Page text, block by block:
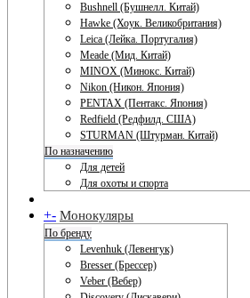
Bushnell (Бушнелл. Китай)
Hawke (Хоук. Великобритания)
Leica (Лейка. Португалия)
Meade (Мид. Китай)
MINOX (Минокс. Китай)
Nikon (Никон. Япония)
PENTAX (Пентакс. Япония)
Redfield (Редфилд. США)
STURMAN (Штурман. Китай)
По назначению
Для детей
Для охоты и спорта
+- Монокуляры
По бренду
Levenhuk (Левенгук)
Bresser (Брессер)
Veber (Вебер)